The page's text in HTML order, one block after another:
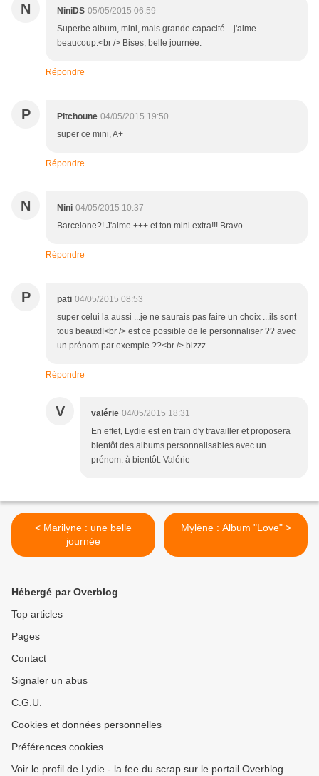
N NiniDS 05/05/2015 06:59
Superbe album, mini, mais grande capacité... j'aime
beaucoup.<br /> Bises, belle journée.
Répondre
P Pitchoune 04/05/2015 19:50
super ce mini, A+
Répondre
N Nini 04/05/2015 10:37
Barcelone?! J'aime +++ et ton mini extra!!! Bravo
Répondre
P pati 04/05/2015 08:53
super celui la aussi ...je ne saurais pas faire un choix ...ils sont
tous beaux!!<br /> est ce possible de le personnaliser ?? avec
un prénom par exemple ??<br /> bizzz
Répondre
V valérie 04/05/2015 18:31
En effet, Lydie est en train d'y travailler et proposera
bientôt des albums personnalisables avec un
prénom. à bientôt. Valérie
< Marilyne : une belle
journée
Mylène : Album "Love" >
Hébergé par Overblog
Top articles
Pages
Contact
Signaler un abus
C.G.U.
Cookies et données personnelles
Préférences cookies
Voir le profil de Lydie - la fee du scrap sur le portail Overblog